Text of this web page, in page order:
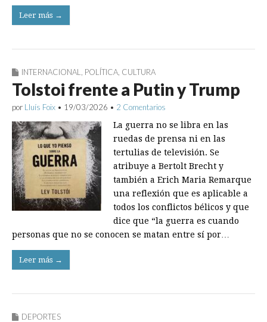
Leer más →
INTERNACIONAL POLÍTICA CULTURA
Tolstoi frente a Putin y Trump
por Lluís Foix • 19/03/2026 • 2 Comentarios
La guerra no se libra en las
ruedas de prensa ni en las
tertulias de televisión. Se
atribuye a Bertolt Brecht y
también a Erich Maria Remarque
una reflexión que es aplicable a
todos los conflictos bélicos y que
dice que “la guerra es cuando
personas que no se conocen se matan entre sí por…
Leer más →
DEPORTES